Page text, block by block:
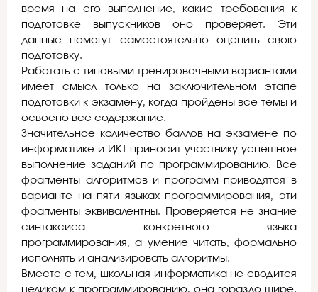
время на его выполнение, какие требования к
подготовке выпускников оно проверяет. Эти
данные помогут самостоятельно оценить свою
подготовку.
Работать с типовыми тренировочными вариантами
имеет смысл только на заключительном этапе
подготовки к экзамену, когда пройдены все темы и
освоено все содержание.
Значительное количество баллов на экзамене по
информатике и ИКТ приносит участнику успешное
выполнение заданий по программированию. Все
фрагменты алгоритмов и программ приводятся в
варианте на пяти языках программирования, эти
фрагменты эквивалентны. Проверяется не знание
синтаксиса конкретного языка
программирования, а умение читать, формально
исполнять и анализировать алгоритмы.
Вместе с тем, школьная информатика не сводится
целиком к программированию, она гораздо шире.